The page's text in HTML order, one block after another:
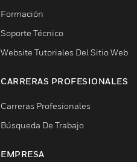
Formación
Soporte Técnico
Website Tutoriales Del Sitio Web
CARRERAS PROFESIONALES
Carreras Profesionales
Búsqueda De Trabajo
EMPRESA